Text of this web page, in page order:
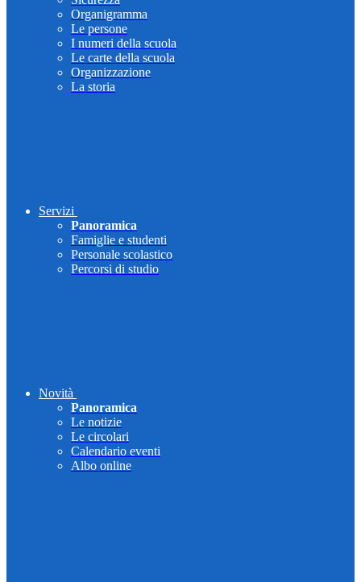
Organigramma
Le persone
I numeri della scuola
Le carte della scuola
Organizzazione
La storia
Servizi
Panoramica
Famiglie e studenti
Personale scolastico
Percorsi di studio
Novità
Panoramica
Le notizie
Le circolari
Calendario eventi
Albo online